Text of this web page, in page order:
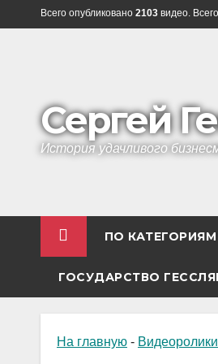
ПерейтиВсего опубликовано 2103 видео.
Сергей
История удачливого
ПО КАТЕГОРИЯМ
ГОСУДАРСТВО
На главную - Видеоролики